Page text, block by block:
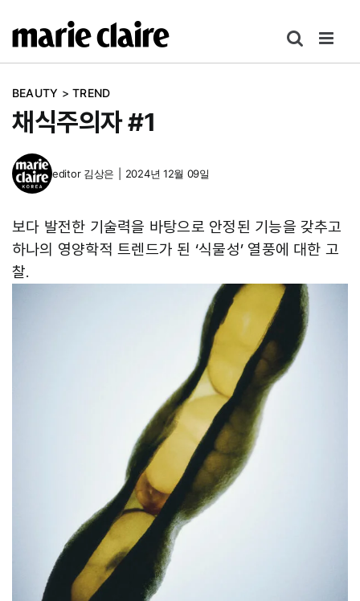
텐
BEAUTY > TREND
채식주의자 #1
editor 김상은 2024년 12월 09일
보다 발전한 기술력을 바탕으로 안정된 기능을 갖추고
하나의 영양학적 트렌드가 된 ‘식물성’ 열풍에 대한 고
찰.